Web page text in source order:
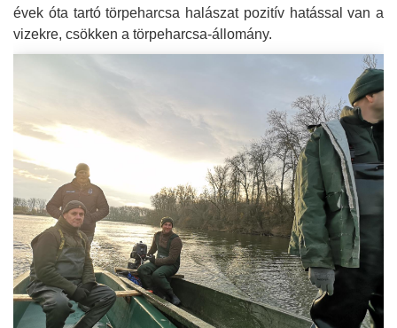
évek óta tartó törpeharcsa halászat pozitív hatással van a
vizekre, csökken a törpeharcsa-állomány.